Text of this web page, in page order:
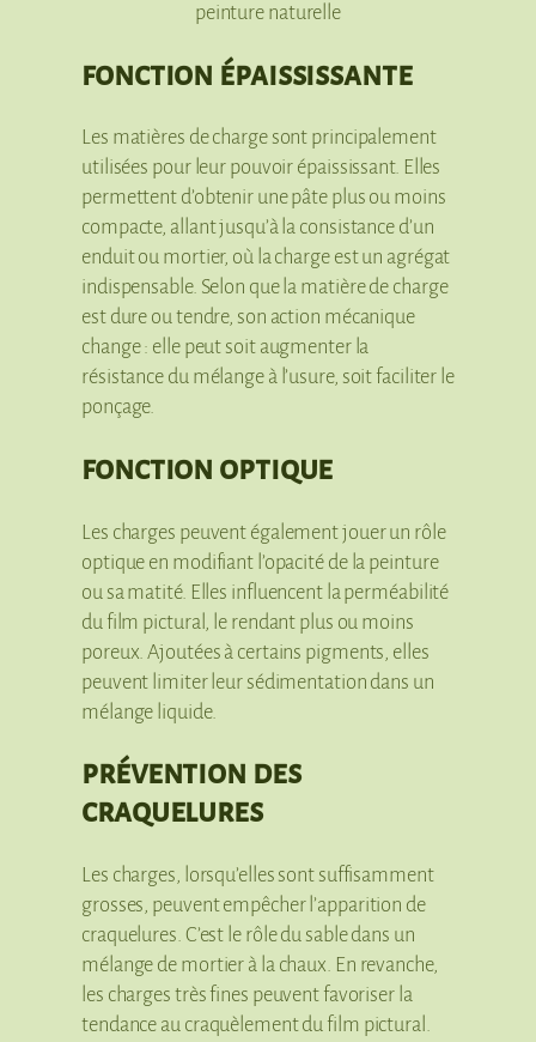
peinture naturelle
fonction épaississante
Les matières de charge sont principalement
utilisées pour leur pouvoir épaississant. Elles
permettent d’obtenir une pâte plus ou moins
compacte, allant jusqu’à la consistance d’un
enduit ou mortier, où la charge est un agrégat
indispensable. Selon que la matière de charge
est dure ou tendre, son action mécanique
change : elle peut soit augmenter la
résistance du mélange à l’usure, soit faciliter le
ponçage.
fonction optique
Les charges peuvent également jouer un rôle
optique en modifiant l’opacité de la peinture
ou sa matité. Elles influencent la perméabilité
du film pictural, le rendant plus ou moins
poreux. Ajoutées à certains pigments, elles
peuvent limiter leur sédimentation dans un
mélange liquide.
prévention des
craquelures
Les charges, lorsqu’elles sont suffisamment
grosses, peuvent empêcher l’apparition de
craquelures. C’est le rôle du sable dans un
mélange de mortier à la chaux. En revanche,
les charges très fines peuvent favoriser la
tendance au craquèlement du film pictural.